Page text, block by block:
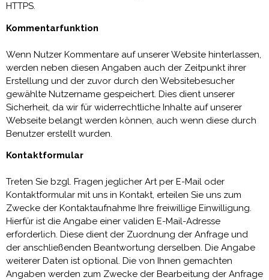
HTTPS.
Kommentarfunktion
Wenn Nutzer Kommentare auf unserer Website hinterlassen,
werden neben diesen Angaben auch der Zeitpunkt ihrer
Erstellung und der zuvor durch den Websitebesucher
gewählte Nutzername gespeichert. Dies dient unserer
Sicherheit, da wir für widerrechtliche Inhalte auf unserer
Webseite belangt werden können, auch wenn diese durch
Benutzer erstellt wurden.
Kontaktformular
Treten Sie bzgl. Fragen jeglicher Art per E-Mail oder
Kontaktformular mit uns in Kontakt, erteilen Sie uns zum
Zwecke der Kontaktaufnahme Ihre freiwillige Einwilligung.
Hierfür ist die Angabe einer validen E-Mail-Adresse
erforderlich. Diese dient der Zuordnung der Anfrage und
der anschließenden Beantwortung derselben. Die Angabe
weiterer Daten ist optional. Die von Ihnen gemachten
Angaben werden zum Zwecke der Bearbeitung der Anfrage